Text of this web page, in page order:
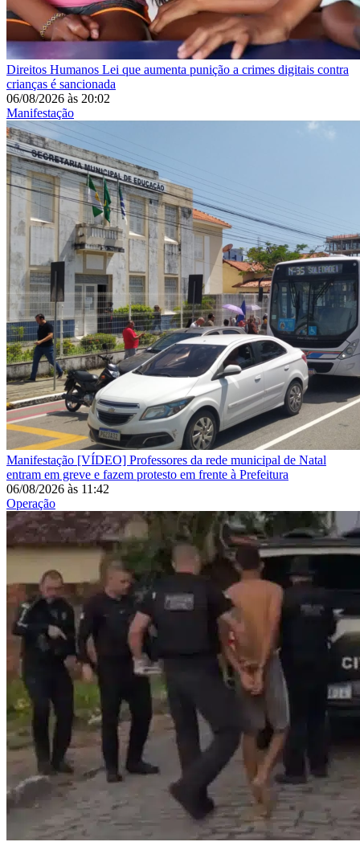
Direitos Humanos Lei que aumenta punição a crimes digitais contra
crianças é sancionada
06/08/2026 às 20:02
Manifestação
Manifestação [VÍDEO] Professores da rede municipal de Natal
entram em greve e fazem protesto em frente à Prefeitura
06/08/2026 às 11:42
Operação